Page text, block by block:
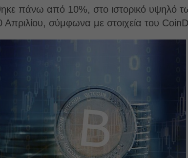
πάνω από 10%, στο ιστορικό υψηλό
Απριλίου, σύμφωνα με στοιχεία του